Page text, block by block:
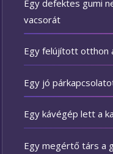
Egy defektes gumi
vacsorát
Egy felújított otthon
Egy jó
Egy kávégép lett a
Egy megértő társ a